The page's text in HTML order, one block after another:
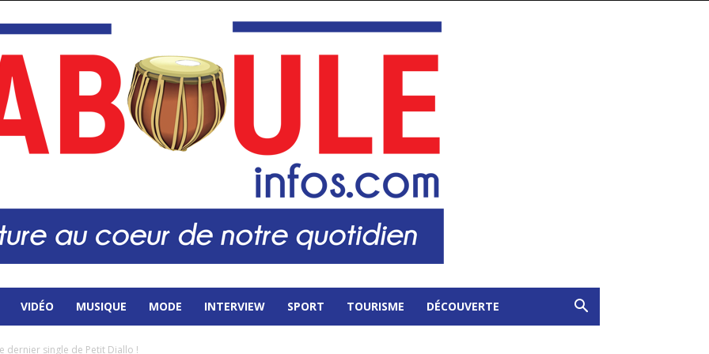
VIDÉO MUSIQUE MODE INTERVIEW SPORT TOURISME DÉCOUVERTE
dernier single de Petit Diallo !